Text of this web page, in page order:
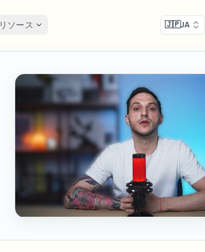
リソース
をオンラインで
in photos
redaction
Face swap
顔交換 - 画像
Swap faces in
顔交換 - 動画
Swap faces in video
AI Video Object
Remover
Remove objects
保持、SLA
ープレートぼかし
ライブレコーダー、駐車場を大規模に
トパイプライン
ポリシー、レビュー
image editing tools
or use case
スクリーン録画のぼかし
Tutorials & demo redaction
GDPRコンプライアンスぼかし
Privacy-compliant redaction
ストリートインタビューぼかし
Bystander & face privacy
ゲーム＆配信ぼかし
🇯🇵JA